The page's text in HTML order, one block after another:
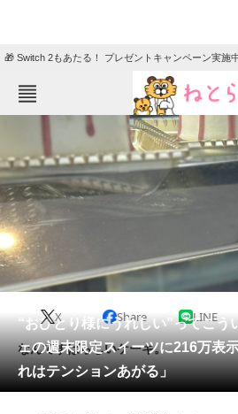
🎁 Switch 2もあたる！ プレゼントキャンペーン実施中
ねとらぼメニュー
ニュー
エンタメ
グルメ
住まい 教育・
動物 リサーチ
会員記事
メディア
注目記事を集めた総合ページ
“おひとり様にうれしい”ってこ
ェの週末限定スイーツに216万表
れはテンションあがる」
X Share LINE
なんてすばらしいケーキ。